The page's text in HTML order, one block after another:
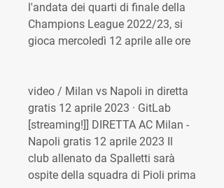
l'andata dei quarti di finale della
Champions League 2022/23, si
gioca mercoledì 12 aprile alle ore
video / Milan vs Napoli in diretta
gratis 12 aprile 2023 · GitLab
[streaming!]] DIRETTA AC Milan -
Napoli gratis 12 aprile 2023 Il
club allenato da Spalletti sarà
ospite della squadra di Pioli prima